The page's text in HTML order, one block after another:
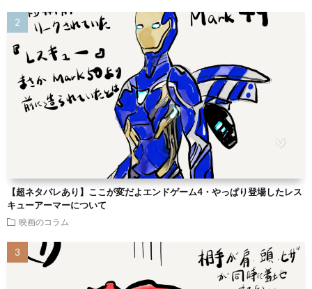
【超ネタバレあり】ここが変だよエンドゲーム4・やっぱり登場したレス
キューアーマーについて
映画のコラム